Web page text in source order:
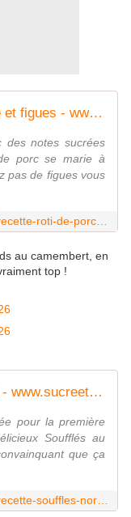
Rôti de porc aux pommes de terre et figues - www.sucreetepices.com
des notes sucrées
porc se marie à
pas de figues vous
au camembert, en
top !
Soufflés normands au camembert - www.sucreetepices.com
pour la première
Soufflés au
que ça